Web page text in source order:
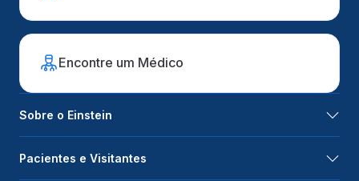
Encontre um Médico
Sobre o Einstein
Pacientes e Visitantes